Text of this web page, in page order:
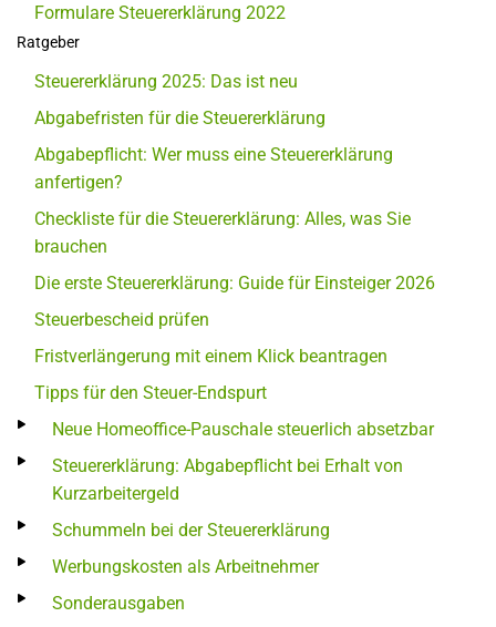
Formulare Steuererklärung 2022
Ratgeber
Steuererklärung 2025: Das ist neu
Abgabefristen für die Steuererklärung
Abgabepflicht: Wer muss eine Steuererklärung
anfertigen?
Checkliste für die Steuererklärung: Alles, was Sie
brauchen
Die erste Steuererklärung: Guide für Einsteiger 2026
Steuerbescheid prüfen
Fristverlängerung mit einem Klick beantragen
Tipps für den Steuer-Endspurt
Neue Homeoffice-Pauschale steuerlich absetzbar
Steuererklärung: Abgabepflicht bei Erhalt von
Kurzarbeitergeld
Schummeln bei der Steuererklärung
Werbungskosten als Arbeitnehmer
Sonderausgaben